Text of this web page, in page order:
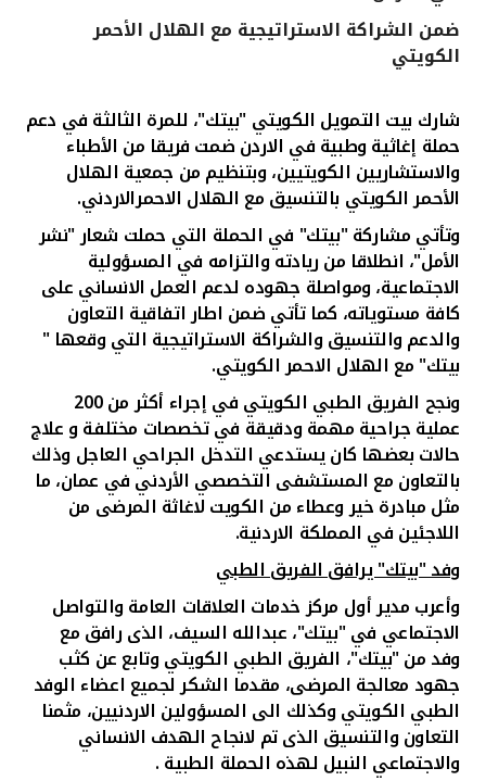
القنوات المصرفية
خدمات ما بعد البيع
اتصل بنا
مواقع الفروع وأجهزة الصرف الآلي
ألمانيا
ماليزيا
تركيا
مصر
المملكة المتحدة
مملكة البحرين
ضمن الشراكة الاستراتيجية مع الهلال الأحمر
الكويتي
شارك بيت التمويل الكويتي "بيتك"، للمرة الثالثة في دعم
حملة إغاثية وطبية في الاردن ضمت فريقا من الأطباء
والاستشاريين الكويتيين، وبتنظيم من جمعية الهلال
الأحمر الكويتي بالتنسيق مع الهلال الاحمرالاردني.
وتأتي مشاركة "بيتك" في الحملة التي حملت شعار "نشر
الأمل"، انطلاقا من ريادته والتزامه في المسؤولية
الاجتماعية، ومواصلة جهوده لدعم العمل الانساني على
كافة مستوياته، كما تأتي ضمن اطار اتفاقية التعاون
والدعم والتنسيق والشراكة الاستراتيجية التي وقعها "
بيتك" مع الهلال الاحمر الكويتي.
ونجح الفريق الطبي الكويتي في إجراء أكثر من 200
عملية جراحية مهمة ودقيقة في تخصصات مختلفة و علاج
حالات بعضها كان يستدعي التدخل الجراحي العاجل وذلك
بالتعاون مع المستشفى التخصصي الأردني في عمان، ما
مثل مبادرة خير وعطاء من الكويت لاغاثة المرضى من
اللاجئين في المملكة الاردنية.
وفد "بيتك" يرافق الفريق الطبي
وأعرب مدير أول مركز خدمات العلاقات العامة والتواصل
الاجتماعي في "بيتك"، عبدالله السيف، الذى رافق مع
وفد من "بيتك"، الفريق الطبي الكويتي وتابع عن كثب
جهود معالجة المرضى، مقدما الشكر لجميع اعضاء الوفد
الطبي الكويتي وكذلك الى المسؤولين الاردنيين، مثمنا
التعاون والتنسيق الذى تم لانجاح الهدف الانساني
والاجتماعي النبيل لهذه الحملة الطبية.